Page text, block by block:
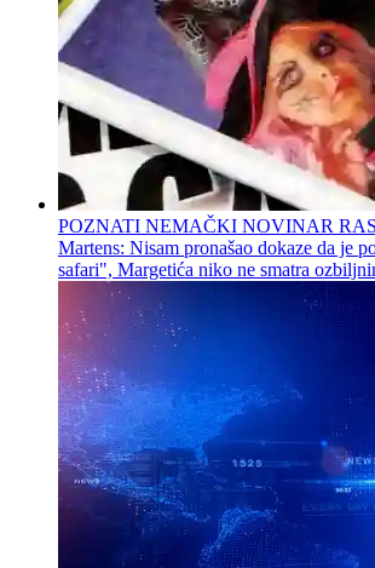
POZNATI NEMAČKI NOVINAR
Martens: Nisam pronašao dokaze da je
safari", Margetića niko ne smatra